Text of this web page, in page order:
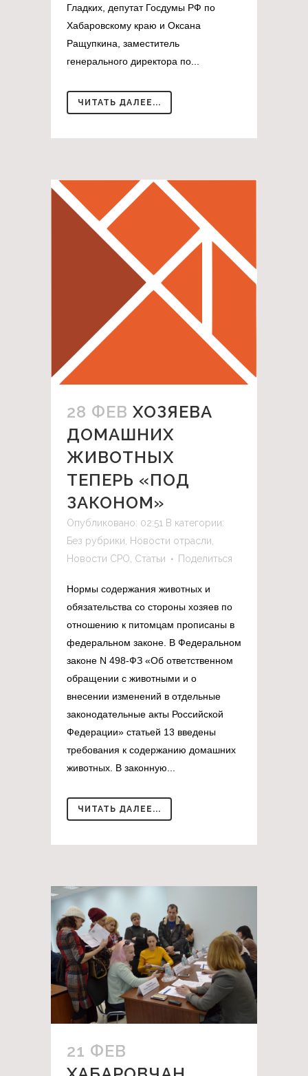
Гладких, депутат Госдумы РФ по
Хабаровскому краю и Оксана
Ращупкина, заместитель
генерального директора по...
ЧИТАТЬ ДАЛЕЕ...
28 ФЕВ ХОЗЯЕВА
ДОМАШНИХ
ЖИВОТНЫХ
ТЕПЕРЬ «ПОД
ЗАКОНОМ»
Опубликовано: 02:51 В категории:
Без рубрики Новости отрасли
Новости СРО Статьи Поделиться
Нормы содержания животных и
обязательства со стороны хозяев по
отношению к питомцам прописаны в
федеральном законе. В Федеральном
законе N 498-ФЗ «Об ответственном
обращении с животными и о
внесении изменений в отдельные
законодательные акты Российской
Федерации» статьей 13 введены
требования к содержанию домашних
животных. В законную...
ЧИТАТЬ ДАЛЕЕ...
21 ФЕВ